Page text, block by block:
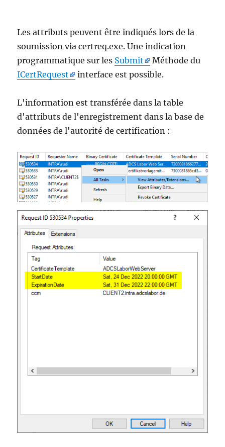
Les attributs peuvent être indiqués lors de la
soumission via certreq.exe. Une indication
programmatique sur les Submit
Méthode du
ICertRequest
interface est possible.
L'information est transférée dans la table
d'attributs de l'enregistrement dans la base de
données de l'autorité de certification :